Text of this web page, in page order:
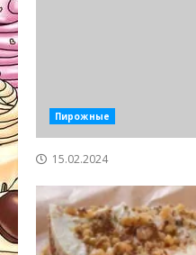
Пирожные
15.02.2024